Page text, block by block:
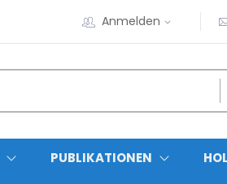
Anmelden
PUBLIKATIONEN